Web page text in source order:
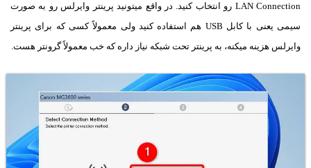
LAN Connection رو انتخاب کنید. در واقع میتونید پرینتر وایرلس رو به صورت
سیمی یعنی با کابل USB هم استفاده کنید ولی معمولاً کسی که برای پرینتر
وایرلس هزینه میکنه، به پرینتر تحت شبکه نیاز داره که خب معمولاً گرونتر هست.